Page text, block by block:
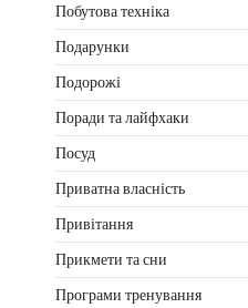
Побутова техніка
Подарунки
Подорожі
Поради та лайфхаки
Посуд
Приватна власність
Привітання
Прикмети та сни
Програми тренування